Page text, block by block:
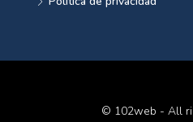
© 102web - All